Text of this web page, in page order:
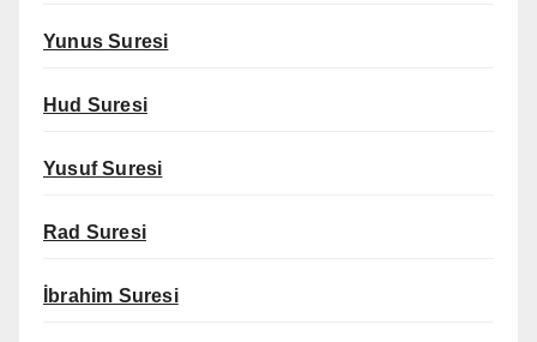
Yunus Suresi
Hud Suresi
Yusuf Suresi
Rad Suresi
İbrahim Suresi